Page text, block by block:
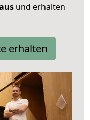
und erhalten
erhalten